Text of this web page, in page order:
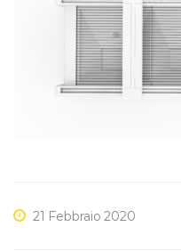
LASER
WORKS
ITALIA
21 Febbraio 2020